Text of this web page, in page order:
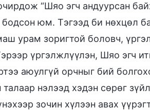
“Шяо эгч андуурсан
юм. Тэгээд би нөхцөл
урам зоригтой боловч,
үргэлжлүүлэн, Шяо эгч
аюулгүй орчныг бий
нэлээд хэдэн сөрөг
зочин хүлээн авах